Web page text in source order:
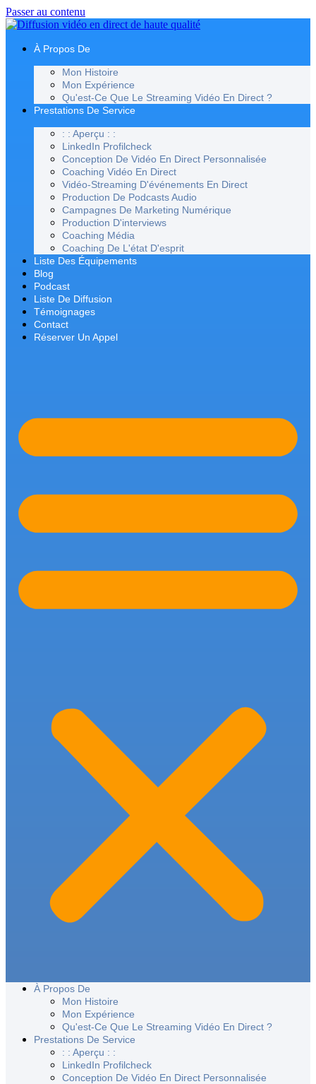
Passer au contenu
À Propos De
Mon Histoire
Mon Expérience
Qu'est-Ce Que Le Streaming Vidéo En Direct ?
Prestations De Service
: : Aperçu : :
LinkedIn Profilcheck
Conception De Vidéo En Direct Personnalisée
Coaching Vidéo En Direct
Vidéo-Streaming D'événements En Direct
Production De Podcasts Audio
Campagnes De Marketing Numérique
Production D'interviews
Coaching Média
Coaching De L'état D'esprit
Liste Des Équipements
Blog
Podcast
Liste De Diffusion
Témoignages
Contact
Réserver Un Appel
À Propos De
Mon Histoire
Mon Expérience
Qu'est-Ce Que Le Streaming Vidéo En Direct ?
Prestations De Service
: : Aperçu : :
LinkedIn Profilcheck
Conception De Vidéo En Direct Personnalisée